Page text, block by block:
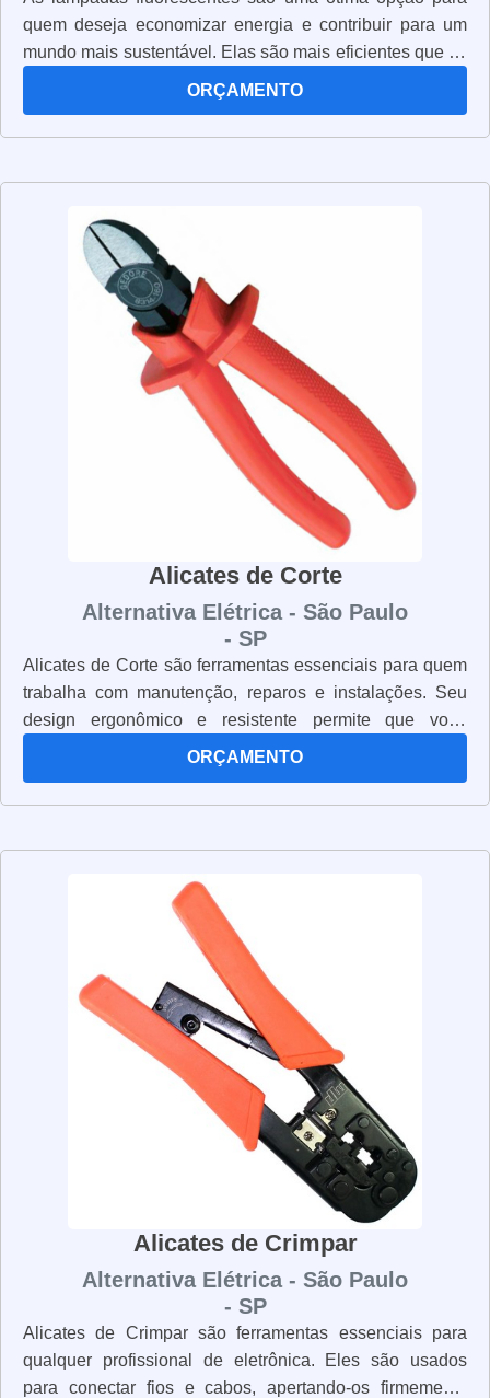
quem deseja economizar energia e contribuir para um
mundo mais sustentável. Elas são mais eficientes que as
lâmpadas incandescentes, pois consomem menos
disso, elas duram muito mais, podendo chegar a até 10
pois a economia de energia compensa o custo inicial.
Por isso, elas são uma ótima opção para quem deseja
economizar e contribuir para um mundo mais
sustentável. Além disso, elas são mais seguras, pois não
emitem calor e não possuem partes móveis, o que as
torna mais resistentes a choques e quedas. Por isso,
elas são uma ótima opção para quem deseja economizar
energia e contribuir para um mundo mais sustentável.
ORÇAMENTO
Alicates de Corte
Alternativa Elétrica - São Paulo
- SP
Alicates de Corte são ferramentas essenciais para quem
trabalha com manutenção, reparos e instalações. Seu
design ergonômico e resistente permite que você
trabalhe com segurança e precisão. Os alicates de corte
aço inoxidável, para garantir que eles sejam duráveis e
resistentes para cortar facilmente cabos, fios e outros
materiais. Além disso, os alicates de corte são leves e
fáceis de manusear, o que os torna ideais para trabalhos
em espaços apertados. Eles também possuem cabos
ergonômicos para garantir que você trabalhe com
conforto e segurança. Se você está procurando por
alicates de corte de qualidade, não procure mais. Nossos
alicates de corte são fabricados com materiais de alta
qualidade e possuem lâminas afiadas e resistentes para
garantir que você trabalhe com segurança e precisão.
ORÇAMENTO
Alicates de Crimpar
Alternativa Elétrica - São Paulo
- SP
Alicates de Crimpar são ferramentas essenciais para
qualquer profissional de eletrônica. Eles são usados
para conectar fios e cabos, apertando-os firmemente